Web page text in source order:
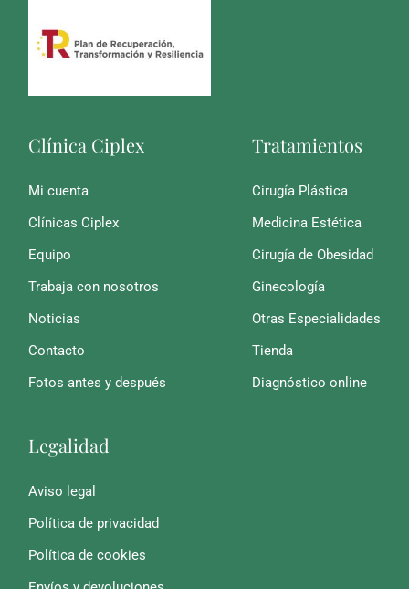
Clínica Ciplex
Mi cuenta
Clínicas Ciplex
Equipo
Trabaja con nosotros
Noticias
Contacto
Fotos antes y después
Tratamientos
Cirugía Plástica
Medicina Estética
Cirugía de Obesidad
Ginecología
Otras Especialidades
Tienda
Diagnóstico online
Legalidad
Aviso legal
Política de privacidad
Política de cookies